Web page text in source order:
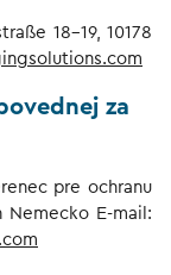
18-19, 10178
za
pre ochranu
Nemecko E-mail: